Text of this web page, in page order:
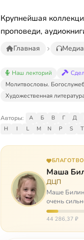
Крупнейшая
проповеди,
Главная
Наш лекторий
Молитвословы.
Художественная
Авторы: А Б В Г Д
H
I L M N P S T
Маша
ДЦП
Маше
очень
ходит, и от т…
44 286,37 ₽